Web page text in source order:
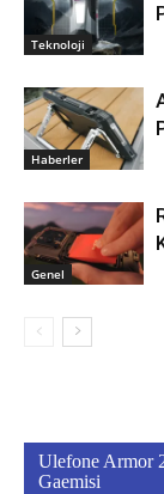
Teknoloji
Haberler
Genel
Ulefone Armor
Gaemisi